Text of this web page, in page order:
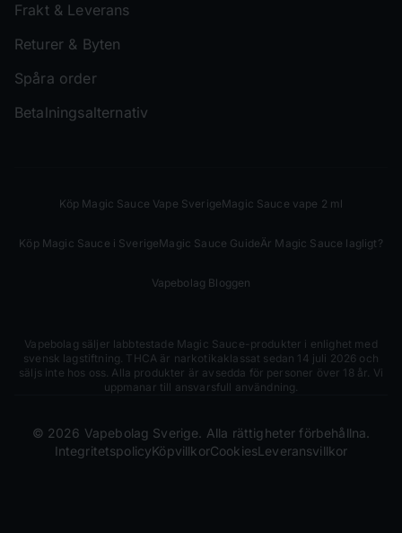
Frakt & Leverans
Returer & Byten
Spåra order
Betalningsalternativ
Köp Magic Sauce Vape SverigeMagic Sauce vape 2 ml
Köp Magic Sauce i SverigeMagic Sauce GuideÄr Magic Sauce lagligt?
Vapebolag Bloggen
Vapebolag säljer labbtestade Magic Sauce-produkter i enlighet med
svensk lagstiftning. THCA är narkotikaklassat sedan 14 juli 2026 och
säljs inte hos oss. Alla produkter är avsedda för personer över 18 år. Vi
uppmanar till ansvarsfull användning.
© 2026 Vapebolag Sverige. Alla rättigheter förbehållna.
IntegritetspolicyKöpvillkorCookiesLeveransvillkor